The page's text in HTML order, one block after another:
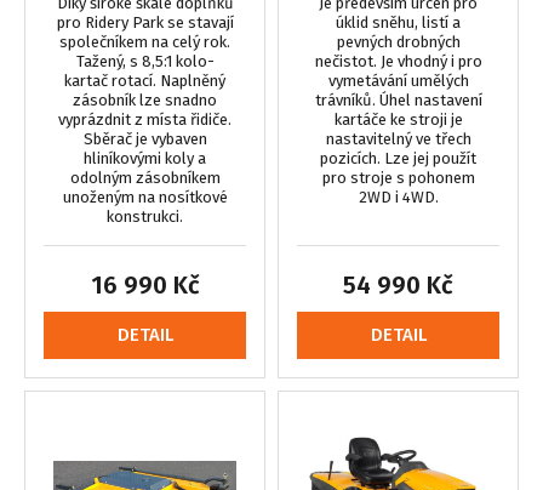
pro Ridery Park se stavají
společníkem na celý rok.
Tažený, s 8,5:1 kolo-
kartač rotací. Naplněný
zásobník lze snadno
vyprázdnit z místa řidiče.
Sběrač je vybaven
hliníkovými koly a
odolným zásobníkem
unoženým na nosítkové
konstrukci.
16 990 Kč
DETAIL
úklid sněhu, listí a
pevných drobných
nečistot. Je vhodný i pro
vymetávání umělých
trávníků. Úhel nastavení
kartáče ke stroji je
nastavitelný ve třech
pozicích. Lze jej použít
pro stroje s pohonem
2WD i 4WD.
54 990 Kč
DETAIL